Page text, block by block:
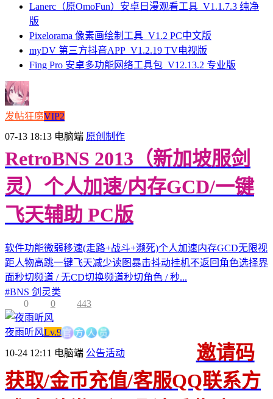
Lanerc（原OmoFun）安卓日漫观看工具_V1.1.7.3 纯净
版
Pixelorama 像素画绘制工具_V1.2 PC中文版
myDV 第三方抖音APP_V1.2.19 TV电视版
Fing Pro 安卓多功能网络工具包_V12.13.2 专业版
发帖狂魔VIP2
07-13 18:13 电脑端 原创制作
RetroBNS 2013（新加坡服剑
灵）个人加速/内存GCD/一键
飞天辅助 PC版
软件功能微弱移速(走路+战斗+濒死)个人加速内存GCD无限视
距人物高跳一键飞天减少读图暴击抖动挂机不返回角色选择界
面秒切频道 / 无CD切换频道秒切角色 / 秒...
#BNS 剑灵类
0
0 443
夜雨听风Lv.9官方人员
10-24 12:11 电脑端 公告活动
邀请码
获取/金币充值/客服QQ联系方